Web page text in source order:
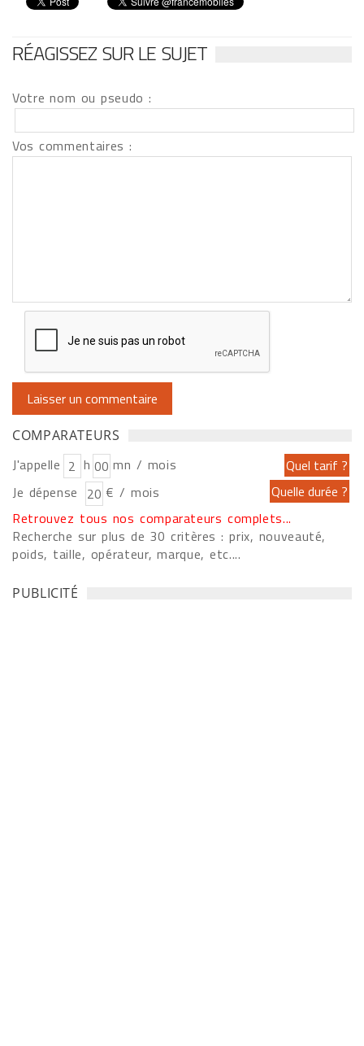
RÉAGISSEZ SUR LE SUJET
Votre nom ou pseudo :
Vos commentaires :
COMPARATEURS
J'appelle h
mn / mois
Je dépense
€ / mois
Retrouvez tous nos comparateurs complets...
Recherche sur plus de 30 critères : prix, nouveauté,
poids, taille, opérateur, marque, etc....
PUBLICITÉ